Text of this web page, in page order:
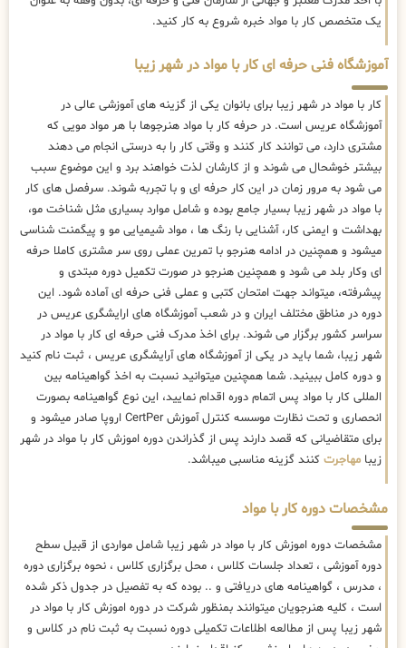
یک متخصص کار با مواد خبره شروع به کار کنید.
آموزشگاه فنی حرفه ای کار با مواد در شهر زیبا
کار با مواد در شهر زیبا برای بانوان یکی از گزینه های آموزشی عالی در
آموزشگاه عریس است. در حرفه کار با مواد هنرجوها با هر مواد مویی که
مشتری دارد، می توانند کار کنند و وقتی کار را به درستی انجام می دهند
بیشتر خوشحال می شوند و از کارشان لذت خواهند برد و این موضوع سبب
می شود به مرور زمان در این کار حرفه ای و با تجربه شوند. سرفصل های کار
با مواد در شهر زیبا بسیار جامع بوده و شامل موارد بسیاری مثل شناخت مو،
بهداشت و ایمنی کار، آشنایی با رنگ ها ، مواد شیمیایی مو و پیگمنت شناسی
میشود و همچنین در ادامه هنرجو با تمرین عملی روی سر مشتری کاملا حرفه
ای وکار بلد می شود و همچنین هنرجو در صورت تکمیل دوره مبتدی و
پیشرفته، میتواند جهت امتحان کتبی و عملی فنی حرفه ای آماده شود. این
دوره در مناطق مختلف ایران و در شعب آموزشگاه های ارایشگری عریس در
سراسر کشور برگزار می شوند. برای اخذ مدرک فنی حرفه ای کار با مواد در
شهر زیبا، شما باید در یکی از آموزشگاه های آرایشگری عریس ، ثبت نام کنید
و دوره کامل ببینید. شما همچنین میتوانید نسبت به اخذ گواهینامه بین
المللی کار با مواد پس اتمام دوره اقدام نمایید، این نوع گواهینامه بصورت
انحصاری و تحت نظارت موسسه کنترل آموزش CertPer اروپا صادر میشود و
برای متقاضیانی که قصد دارند پس از گذراندن دوره اموزش کار با مواد در شهر
زیبا مهاجرت کنند گزینه مناسبی میباشد.
مشخصات دوره کار با مواد
مشخصات دوره اموزش کار با مواد در شهر زیبا شامل مواردی از قبیل سطح
دوره آموزشی ، تعداد جلسات کلاس ، محل برگزاری کلاس ، نحوه برگزاری دوره
، مدرس ، گواهینامه های دریافتی و .. بوده که به تفصیل در جدول ذکر شده
است ، کلیه هنرجویان میتوانند بمنظور شرکت در دوره اموزش کار با مواد در
شهر زیبا پس از مطالعه اطلاعات تکمیلی دوره نسبت به ثبت نام در کلاس و